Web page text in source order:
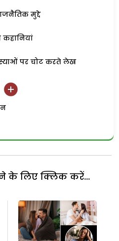
मुद्दे
कहानियां
पर चोट करते लेख
के लिए क्लिक करें...